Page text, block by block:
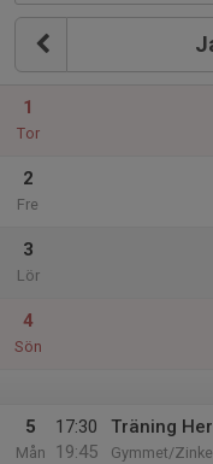
1
Tor
2
Fre
3
Lör
4
Sön
5
Mån
17:30
19:45
Träning
Gymmet/